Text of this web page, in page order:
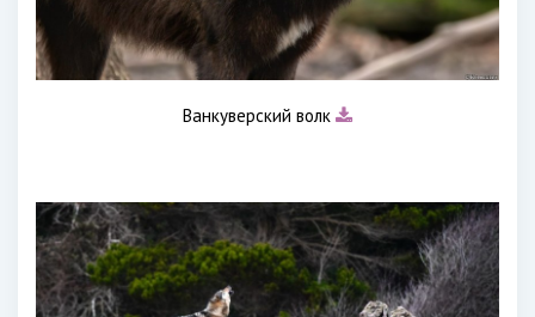
Ванкуверский волк